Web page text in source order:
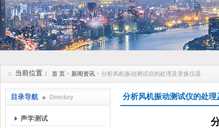
当前位置： 首 页 > 新闻资讯 > 分析风机振动测试仪的处理及变换仪器
目录导航 Directory
声学测试
分析风机振动测试仪的处理